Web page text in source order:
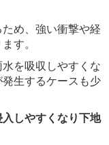
め、強い衝撃や経
す。
を吸収しやすくな
生するケースも少
しやすくなり下地